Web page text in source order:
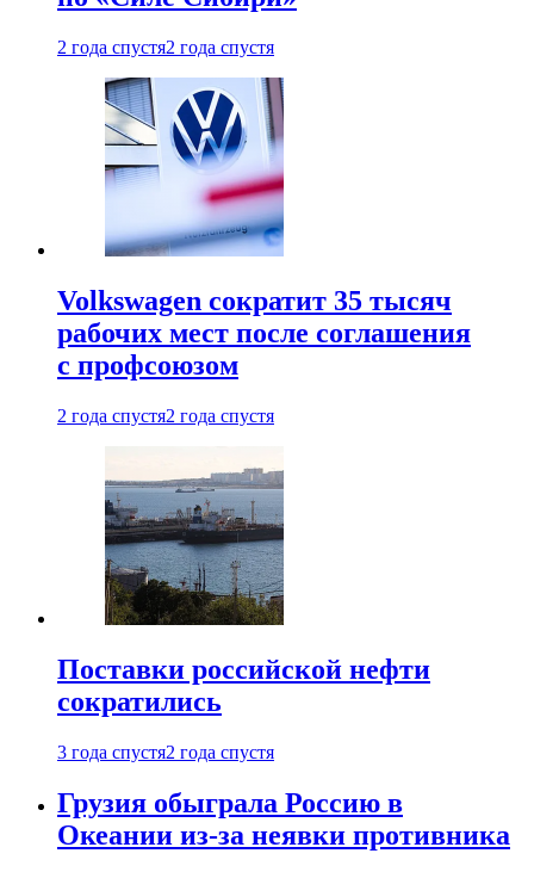
2 года спустя2 года спустя
Volkswagen сократит 35 тысяч
рабочих мест после соглашения
с профсоюзом
2 года спустя2 года спустя
Поставки российской нефти
сократились
3 года спустя2 года спустя
Грузия обыграла Россию в
Океании из-за неявки противника